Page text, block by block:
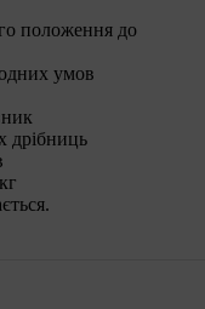
положення до
умов
дрібниць